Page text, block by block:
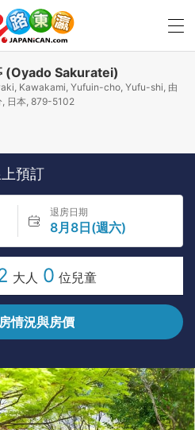
(Oyado Sakuratei)
Kawakami, Yufuin-cho, Yufu-shi, 由
, 日本, 879-5102
預訂
退房日期
8月8日(週六)
大人 0 位兒童
情況與房價